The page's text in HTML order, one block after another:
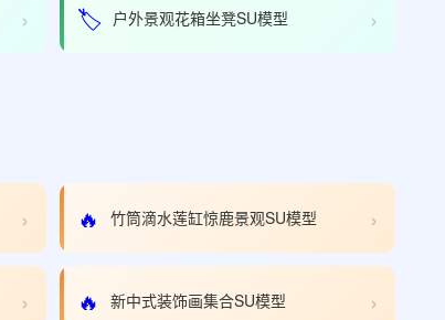
› 🏷️ 户外景观花箱坐凳SU模型 ›
› 🔥 竹筒滴水莲缸惊鹿景观SU模型 ›
› 🔥 新中式装饰画集合SU模型 ›